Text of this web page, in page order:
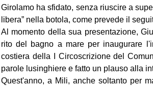
Girolamo ha sfidato, senza riuscire a
libera” nella botola, come prevede il
Al momento della sua presentazione,
rito del bagno a mare per inaugurare
costiera della I Circoscrizione del
parole lusinghiere e fatto un plauso alla
Quest'anno, a Mili, anche soltanto per